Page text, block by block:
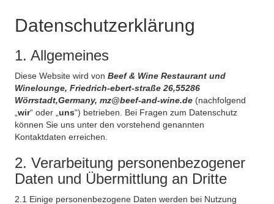
Datenschutzerklärung
1. Allgemeines
Diese Website wird von Beef & Wine Restaurant und
Winelounge, Friedrich-ebert-straße 26,55286
Wörrstadt,Germany, mz@beef-and-wine.de (nachfolgend
wir“ oder „ uns“) betrieben. Bei Fragen zum Datenschutz
können Sie uns unter den vorstehend genannten
Kontaktdaten erreichen.
2. Verarbeitung personenbezogener
Daten und Übermittlung an Dritte
2.1 Einige personenbezogene Daten werden bei Nutzung